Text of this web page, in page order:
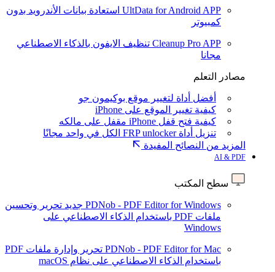
UltData for Android APP استعادة بيانات الأندرويد بدون
كمبيوتر
Cleanup Pro APP تنظيف الايفون بالذكاء الاصطناعي
مجانا
مصادر التعلم
أفضل أداة لتغيير موقع بوكيمون جو
كيفية تغيير الموقع على iPhone
كيفية فتح قفل iPhone مقفل على مالكه
تنزيل أداة FRP unlocker الكل في واحد مجانًا
المزيد من النصائح المفيدة
AI & PDF
سطح المكتب
PDNob - PDF Editor for Windows جديد تحرير وتحسين
ملفات PDF باستخدام الذكاء الاصطناعي على
Windows
PDNob - PDF Editor for Mac
تحرير وإدارة ملفات PDF
باستخدام الذكاء الاصطناعي على نظام macOS